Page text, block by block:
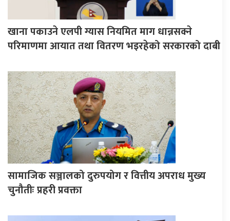
खाना पकाउने एलपी ग्यास नियमित माग धान्नसक्ने
परिमाणमा आयात तथा वितरण भइरहेको सरकारको दाबी
सामाजिक सञ्जालको दुरुपयोग र वित्तीय अपराध मुख्य
चुनौतीः प्रहरी प्रवक्ता